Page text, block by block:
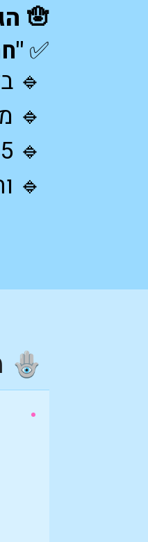
🪬
✅
🔹
🔹
🔹 5 חודשי תמיכה בקבוצת וואטסאפ סגורה – פשוט ונגיש.
🔹
🪬 מי אנחנו?